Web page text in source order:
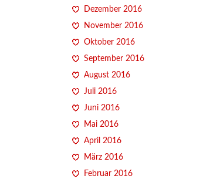
Dezember 2016
November 2016
Oktober 2016
September 2016
August 2016
Juli 2016
Juni 2016
Mai 2016
April 2016
März 2016
Februar 2016